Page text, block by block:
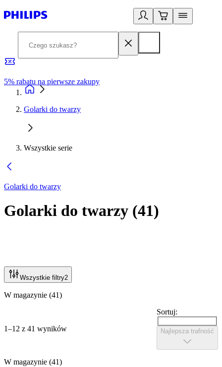
5% rabatu na pierwsze zakupy
Golarki do twarzy
Wszystkie serie
Golarki do twarzy
Golarki do twarzy (41)
Wszystkie filtry2
W magazynie (41)
1–12 z 41 wyników
Sortuj:
Najlepsza trafność
W magazynie (41)